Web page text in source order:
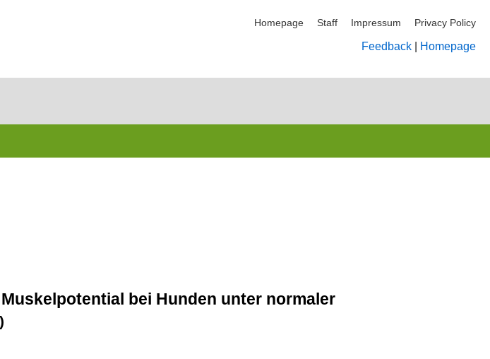
Homepage Staff Impressum Privacy Policy
Feedback Homepage
bei Hunden unter normaler